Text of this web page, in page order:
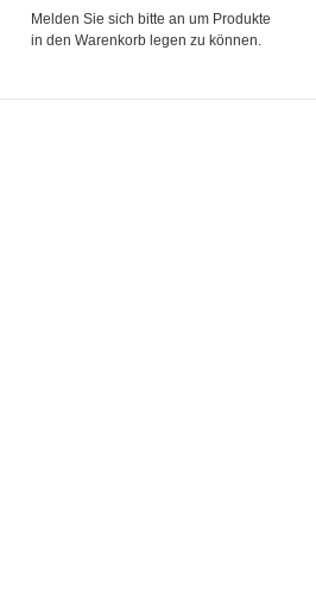
Melden Sie sich bitte an um Produkte
in den Warenkorb legen zu können.